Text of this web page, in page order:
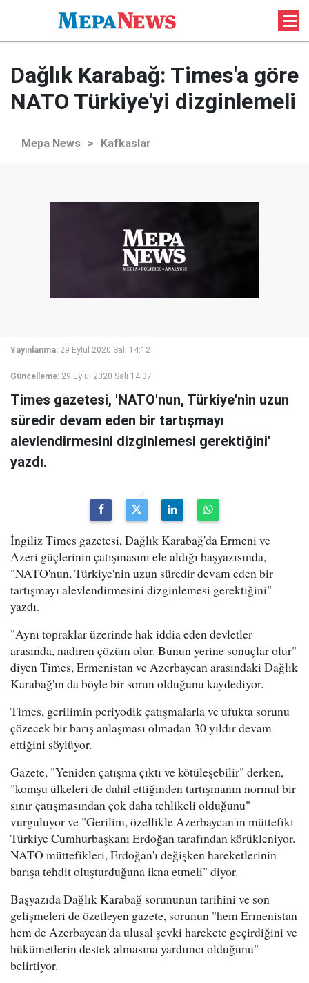
Dağlık Karabağ: Times'a göre
NATO Türkiye'yi dizginlemeli
Mepa News > Kafkaslar
Yayınlanma: 29 Eylül 2020 Salı 14:12
Güncelleme: 29 Eylül 2020 Salı 14:37
Times gazetesi, 'NATO'nun, Türkiye'nin uzun
süredir devam eden bir tartışmayı
alevlendirmesini dizginlemesi gerektiğini'
yazdı.
İngiliz Times gazetesi, Dağlık Karabağ'da Ermeni ve
Azeri güçlerinin çatışmasını ele aldığı başyazısında,
"NATO'nun, Türkiye'nin uzun süredir devam eden bir
tartışmayı alevlendirmesini dizginlemesi gerektiğini"
yazdı.
"Aynı topraklar üzerinde hak iddia eden devletler
arasında, nadiren çözüm olur. Bunun yerine sonuçlar olur"
diyen Times, Ermenistan ve Azerbaycan arasındaki Dağlık
Karabağ'ın da böyle bir sorun olduğunu kaydediyor.
Times, gerilimin periyodik çatışmalarla ve ufukta sorunu
çözecek bir barış anlaşması olmadan 30 yıldır devam
ettiğini söylüyor.
Gazete, "Yeniden çatışma çıktı ve kötüleşebilir" derken,
"komşu ülkeleri de dahil ettiğinden tartışmanın normal bir
sınır çatışmasından çok daha tehlikeli olduğunu"
vurguluyor ve "Gerilim, özellikle Azerbaycan'ın müttefiki
Türkiye Cumhurbaşkanı Erdoğan tarafından körükleniyor.
NATO müttefikleri, Erdoğan'ı değişken hareketlerinin
barışa tehdit oluşturduğuna ikna etmeli" diyor.
Başyazıda Dağlık Karabağ sorununun tarihini ve son
gelişmeleri de özetleyen gazete, sorunun "hem Ermenistan
hem de Azerbaycan'da ulusal şevki harekete geçirdiğini ve
hükümetlerin destek almasına yardımcı olduğunu"
belirtiyor.